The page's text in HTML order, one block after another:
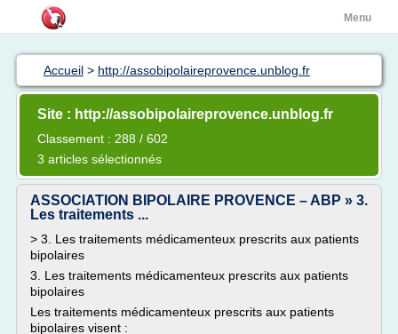
Menu
Accueil > http://assobipolaireprovence.unblog.fr
Site : http://assobipolaireprovence.unblog.fr
Classement : 288 / 602
3 articles sélectionnés
ASSOCIATION BIPOLAIRE PROVENCE – ABP » 3.
Les traitements ...
> 3. Les traitements médicamenteux prescrits aux patients
bipolaires
3. Les traitements médicamenteux prescrits aux patients
bipolaires
Les traitements médicamenteux prescrits aux patients
bipolaires visent :